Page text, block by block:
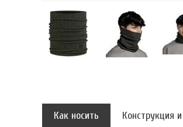
Как носить Конструкция